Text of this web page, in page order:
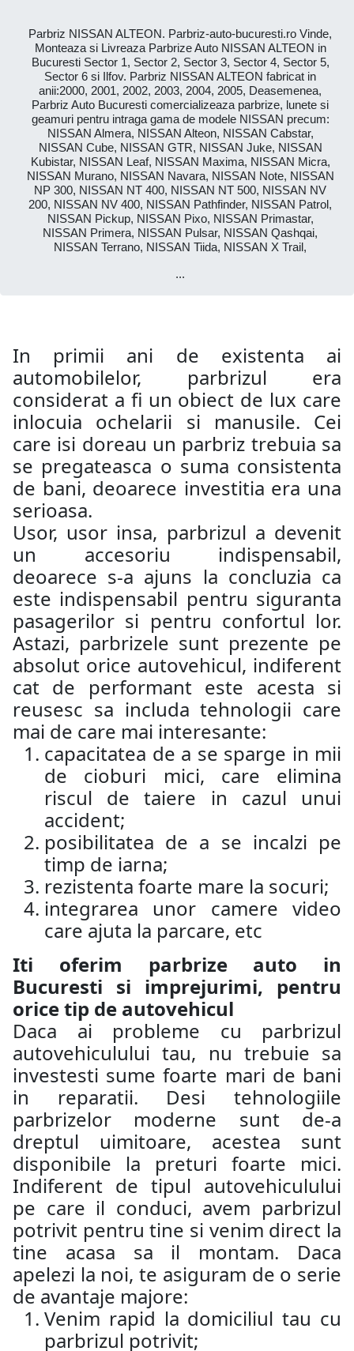
Parbriz NISSAN ALTEON. Parbriz-auto-bucuresti.ro Vinde,
Monteaza si Livreaza Parbrize Auto NISSAN ALTEON in
Bucuresti Sector 1, Sector 2, Sector 3, Sector 4, Sector 5,
Sector 6 si Ilfov. Parbriz NISSAN ALTEON fabricat in
anii:2000, 2001, 2002, 2003, 2004, 2005, Deasemenea,
Parbriz Auto Bucuresti comercializeaza parbrize, lunete si
geamuri pentru intraga gama de modele NISSAN precum:
NISSAN Almera, NISSAN Alteon, NISSAN Cabstar,
NISSAN Cube, NISSAN GTR, NISSAN Juke, NISSAN
Kubistar, NISSAN Leaf, NISSAN Maxima, NISSAN Micra,
NISSAN Murano, NISSAN Navara, NISSAN Note, NISSAN
NP 300, NISSAN NT 400, NISSAN NT 500, NISSAN NV
200, NISSAN NV 400, NISSAN Pathfinder, NISSAN Patrol,
NISSAN Pickup, NISSAN Pixo, NISSAN Primastar,
NISSAN Primera, NISSAN Pulsar, NISSAN Qashqai,
NISSAN Terrano, NISSAN Tiida, NISSAN X Trail,
...
In primii ani de existenta ai
automobilelor, parbrizul era
considerat a fi un obiect de lux care
inlocuia ochelarii si manusile. Cei
care isi doreau un parbriz trebuia sa
se pregateasca o suma consistenta
de bani, deoarece investitia era una
serioasa.
Usor, usor insa, parbrizul a devenit
un accesoriu indispensabil,
deoarece s-a ajuns la concluzia ca
este indispensabil pentru siguranta
pasagerilor si pentru confortul lor.
Astazi, parbrizele sunt prezente pe
absolut orice autovehicul, indiferent
cat de performant este acesta si
reusesc sa includa tehnologii care
mai de care mai interesante:
capacitatea de a se sparge in mii
de cioburi mici, care elimina
riscul de taiere in cazul unui
accident;
posibilitatea de a se incalzi pe
timp de iarna;
rezistenta foarte mare la socuri;
integrarea unor camere video
care ajuta la parcare, etc
Iti oferim parbrize auto in
Bucuresti si imprejurimi, pentru
orice tip de autovehicul
Daca ai probleme cu parbrizul
autovehiculului tau, nu trebuie sa
investesti sume foarte mari de bani
in reparatii. Desi tehnologiile
parbrizelor moderne sunt de-a
dreptul uimitoare, acestea sunt
disponibile la preturi foarte mici.
Indiferent de tipul autovehiculului
pe care il conduci, avem parbrizul
potrivit pentru tine si venim direct la
tine acasa sa il montam. Daca
apelezi la noi, te asiguram de o serie
de avantaje majore:
Venim rapid la domiciliul tau cu
parbrizul potrivit;